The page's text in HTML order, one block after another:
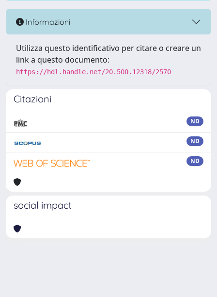
Informazioni
Utilizza questo identificativo per citare o creare un
link a questo documento:
https://hdl.handle.net/20.500.12318/2570
Citazioni
ND
ND
ND
social impact